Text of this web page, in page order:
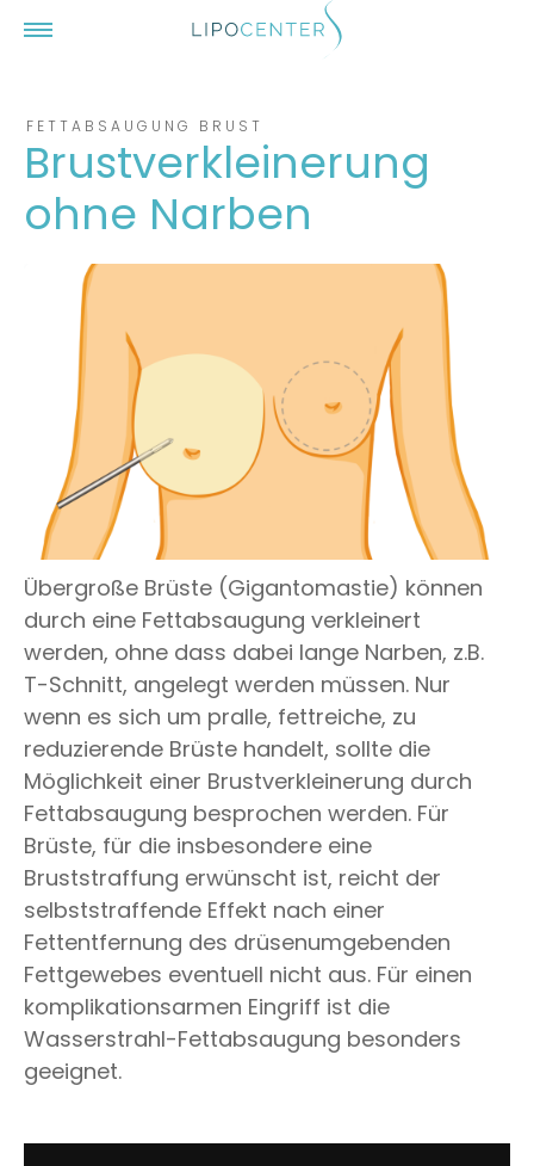
Zum Inhalt springen
Menü
FETTABSAUGUNG BRUST
Brustverkleinerung
ohne Narben
Übergroße Brüste (Gigantomastie) können
durch eine Fettabsaugung verkleinert
werden, ohne dass dabei lange Narben, z.B.
T-Schnitt, angelegt werden müssen. Nur
wenn es sich um pralle, fettreiche, zu
reduzierende Brüste handelt, sollte die
Möglichkeit einer Brustverkleinerung durch
Fettabsaugung besprochen werden. Für
Brüste, für die insbesondere eine
Bruststraffung erwünscht ist, reicht der
selbststraffende Effekt nach einer
Fettentfernung des drüsenumgebenden
Fettgewebes eventuell nicht aus. Für einen
komplikationsarmen Eingriff ist die
Wasserstrahl-Fettabsaugung besonders
geeignet.